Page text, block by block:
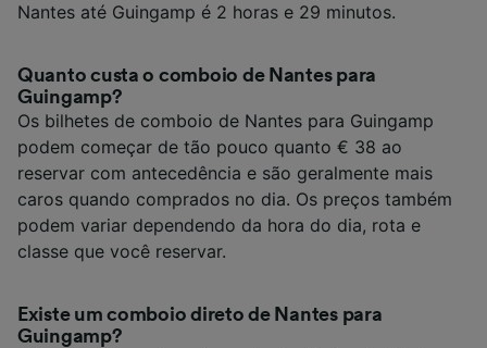
Nantes até Guingamp é 2 horas e 29 minutos.
Quanto custa o comboio de Nantes para
Guingamp?
Os bilhetes de comboio de Nantes para Guingamp
podem começar de tão pouco quanto € 38 ao
reservar com antecedência e são geralmente mais
caros quando comprados no dia. Os preços também
podem variar dependendo da hora do dia, rota e
classe que você reservar.
Existe um comboio direto de Nantes para
Guingamp?